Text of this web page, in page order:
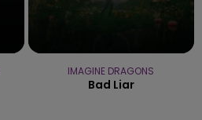
IMAGINE DRAGONS
Bad Liar